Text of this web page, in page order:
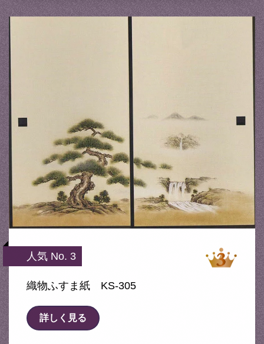
人気 No. 3
織物ふすま紙 KS-305
詳しく見る